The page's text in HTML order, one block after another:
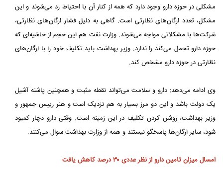
مشکلی در حوزه دارو وجود دارد که همه از کنار آن با احتیاط رد می‌شوند و این
مشکل، تعدد ارگان‌های نظارتی است. گاهی به دلیل فشار ارگان‌های نظارتی،
شرکت‌ها با مشکلاتی مواجه می‌شوند. وزارت نفت هم این حجم از حاشیه‌ای که
حوزه دارو تحمل می‌کند را ندارد. وزیر بهداشت باید تکلیف خود را با ارگان‌های
نظارتی در حوزه دارو مشخص کند.
وی ادامه می‌دهد: دارو و سلامت می‌تواند نقطه مثبت و همچنین پاشنه آشیل
یک دولت باشد و این دو مرز بسیار به هم نزدیک است و هنر رییس جمهور و
وزیر بهداشت، روشن کردن تکلیف در این زمینه است. وقتی دارو دچار کمبود
شود، سایر ارگان‌ها پاسخگو نیستند و همه از وزارت بهداشت سوال می‌کنند.
امسال میزان تامین دارو از نظر عددی ۳۰ درصد کاهش یافت